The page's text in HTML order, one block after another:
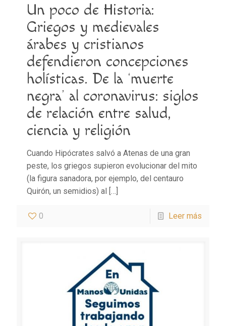
Un poco de Historia:
Griegos y medievales
árabes y cristianos
defendieron concepciones
holísticas. De la ‘muerte
negra’ al coronavirus: siglos
de relación entre salud,
ciencia y religión
Cuando Hipócrates salvó a Atenas de una gran
peste, los griegos supieron evolucionar del mito
(la figura sanadora, por ejemplo, del centauro
Quirón, un semidios) al […]
0 Leer más